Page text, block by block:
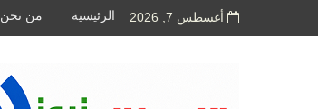
أغسطس 7, 2026 الرئيسية من نحن